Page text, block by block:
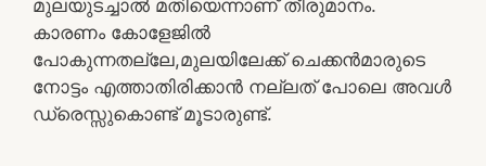
മുലയുടച്ചാൽ മതിയെന്നാണ് തീരുമാനം.
കാരണം കോളേജിൽ
പോകുന്നതല്ലേ,മുലയിലേക്ക് ചെക്കൻമാരുടെ
നോട്ടം എത്താതിരിക്കാൻ നല്ലത് പോലെ അവൾ
ഡ്രെസ്സുകൊണ്ട് മൂടാരുണ്ട്.